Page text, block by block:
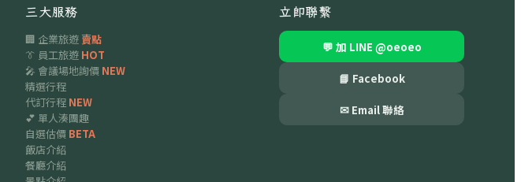
三大服務
🏢 企業旅遊賣點
👔 員工旅遊 HOT
🎤 會議場地詢價 NEW
精選行程
代訂行程 NEW
💕 單人湊團趣
自選估價 BETA
飯店介紹
餐廳介紹
立即聯繫
💬 加 LINE @oeoeo
📘 Facebook
✉ Email 聯絡